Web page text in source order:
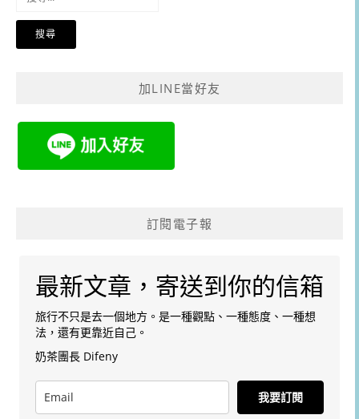
關
加LINE當好友
訂閱電子報
最新文章，寄送到你的信箱
旅行不只是去一個地方。是一種觀點、一種態度、一種想
法，還有更靠近自己。
奶茶團長 Difeny
我要訂閱